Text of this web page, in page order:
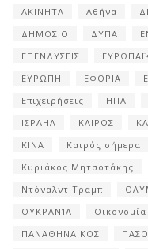
ΑΚΙΝΗΤΑ
Αθήνα
ΔΗΜΟΣΙΟ
ΔΥΠΑ
ΕΠΕΝΔΥΣΕΙΣ
ΕΥΡΩΠΗ
ΕΦΟΡΙΑ
Επιχειρήσεις
ΗΠΑ
ΙΣΡΑΗΛ
ΚΑΙΡΟΣ
ΚΙΝΑ
Καιρός σήμερα
Κυριάκος Μητσοτάκης
Ντόναλντ Τραμπ
ΟΥΚΡΑΝΊΑ
Οικονομία
ΠΑΝΑΘΗΝΑΙΚΟΣ